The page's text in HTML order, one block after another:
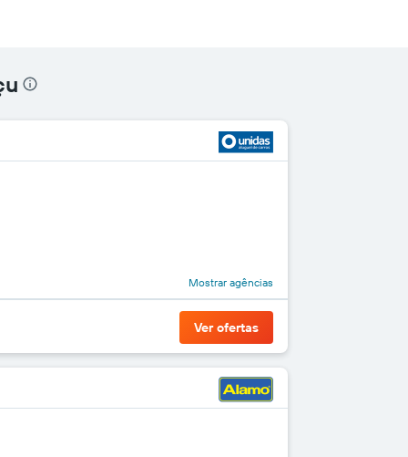
Mostrar agências
Ver ofertas